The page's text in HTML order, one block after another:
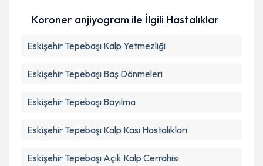
Koroner anjiyogram ile İlgili Hastalıklar
Eskişehir Tepebaşı Kalp Yetmezliği
Eskişehir Tepebaşı Baş Dönmeleri
Eskişehir Tepebaşı Bayılma
Eskişehir Tepebaşı Kalp Kası Hastalıkları
Eskişehir Tepebaşı Açık Kalp Cerrahisi